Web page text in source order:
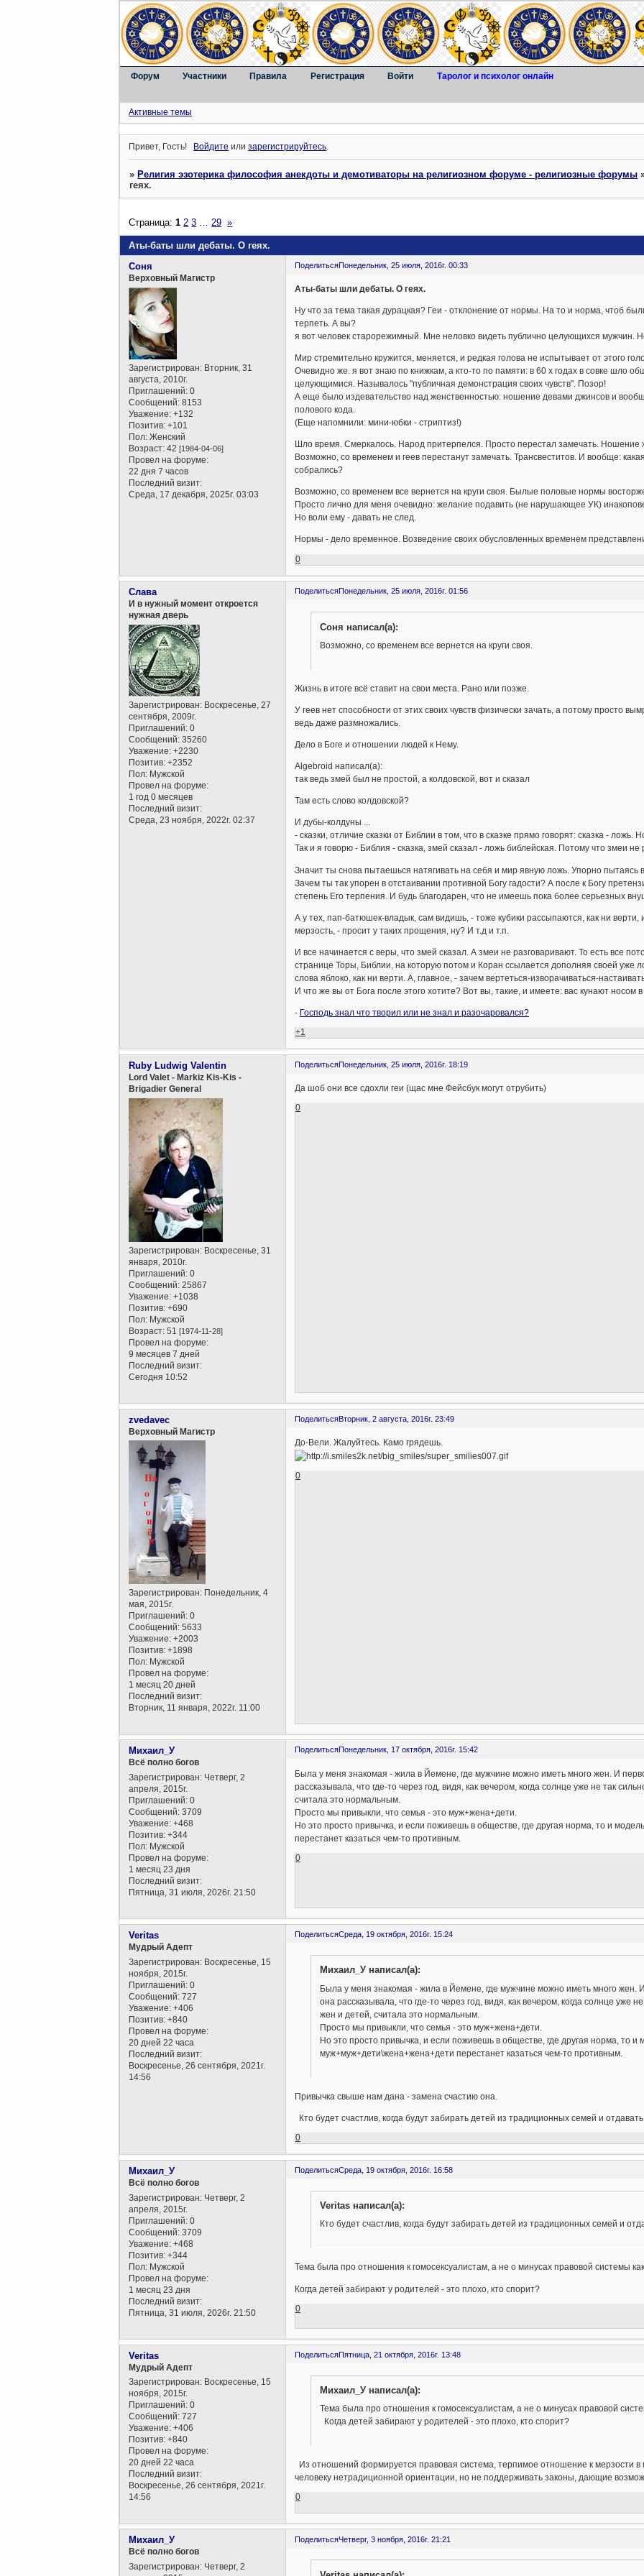
Форум Участники Правила Регистрация Войти Таролог и психолог онлайн
Активные темы
Привет, Гость! Войдите илизарегистрируйтесь.
»Религия эзотерика философия анекдоты и демотиваторы на религиозном форуме - религиозные форумы
геях.
Аты-баты шли дебаты. О геях.
Страница:1 2 3 29 »
ПоделитьсяПонедельник, 25 июля, 2016г. 00:33
Соня
Верховный Магистр
Зарегистрирован: Вторник, 31
августа, 2010г.
Приглашений: 0
Сообщений: 8153
Уважение: +132
Позитив: +101
Пол: Женский
Возраст: 42[1984-04-06]
Провел на форуме:
22 дня 7 часов
Последний визит:
Среда, 17 декабря, 2025г. 03:03
Аты-баты шли дебаты. О геях.
Ну что за тема такая дурацкая? Геи - отклонение от нормы. На то и норма, чтоб
терпеть. А вы?
я вот человек старорежимный. Мне неловко видеть публично целующихся мужчин.
Мир стремительно кружится, меняется, и редкая голова не испытывает от этого
Очевидно же. я вот знаю по книжкам, а кто-то по памяти: в 60 х годах в совке шло
целующимися. Называлось "публичная демонстрация своих чувств". Позор!
А еще было издевательство над женственностью: ношение девами джинсов и
полового кода.
(Еще напомнили: мини-юбки - стриптиз!)
Шло время. Смеркалось. Народ притерпелся. Просто перестал замечать.
Возможно, со временем и геев перестанут замечать. Трансвеститов. И вообще:
собрались?
Возможно, со временем все вернется на круги своя. Былые половые нормы
Просто лично для меня очевидно: желание подавить (не нарушающее УК)
Но воли ему - давать не след.
Нормы - дело временное. Возведение своих обусловленных временем
0
ПоделитьсяПонедельник, 25 июля, 2016г. 01:56
Слава
И в нужный момент откроется
нужная дверь
Зарегистрирован: Воскресенье, 27
сентября, 2009г.
Приглашений: 0
Сообщений: 35260
Уважение: +2230
Позитив: +2352
Пол: Мужской
Провел на форуме:
1 год 0 месяцев
Последний визит:
Среда, 23 ноября, 2022г. 02:37
Соня написал(а):
Возможно, со временем все вернется на круги своя.
Жизнь в итоге всё ставит на свои места. Рано или позже.
У геев нет способности от этих своих чувств физически зачать, а потому просто
ведь даже размножались.
Дело в Боге и отношении людей к Нему.
Algebroid написал(а):
так ведь змей был не простой, а колдовской, вот и сказал
Там есть слово колдовской?
И дубы-колдуны ...
- сказки, отличие сказки от Библии в том, что в сказке прямо говорят: сказка - ложь.
Так и я говорю - Библия - сказка, змей сказал - ложь библейская. Потому что змеи не
Значит ты снова пытаешься натягивать на себя и мир явную ложь. Упорно пытаясь
Зачем ты так упорен в отстаивании противной Богу гадости? А после к Богу
степень Его терпения. И будь благодарен, что не имеешь пока более серьезных
А у тех, пап-батюшек-владык, сам видишь, - тоже кубики рассыпаются, как ни
мерзость, - просит у таких прощения, ну? И т.д и т.п.
И все начинается с веры, что змей сказал. А змеи не разговаривают. То есть все
странице Торы, Библии, на которую потом и Коран ссылается дополняя своей уже
слова яблоко, как ни верти. А, главное, - зачем вертеться-изворачиваться-
И что же вы от Бога после этого хотите? Вот вы, такие, и имеете: вас кунают
- Господь знал что творил или не знал и разочаровался?
+1
ПоделитьсяПонедельник, 25 июля, 2016г. 18:19
Ruby Ludwig Valentin
Lord Valet - Markiz Kis-Kis -
Brigadier General
Зарегистрирован: Воскресенье, 31
января, 2010г.
Приглашений: 0
Сообщений: 25867
Уважение: +1038
Позитив: +690
Пол: Мужской
Возраст: 51[1974-11-28]
Провел на форуме:
9 месяцев 7 дней
Последний визит:
Сегодня 10:52
Да шоб они все сдохли геи (щас мне Фейсбук могут отрубить)
0
ПоделитьсяВторник, 2 августа, 2016г. 23:49
zvedavec
Верховный Магистр
Зарегистрирован: Понедельник, 4
мая, 2015г.
Приглашений: 0
Сообщений: 5633
Уважение: +2003
Позитив: +1898
Пол: Мужской
Провел на форуме:
1 месяц 20 дней
Последний визит:
Вторник, 11 января, 2022г. 11:00
До-Вели. Жалуйтесь. Камо грядешь.
0
ПоделитьсяПонедельник, 17 октября, 2016г. 15:42
Михаил_У
Всё полно богов
Зарегистрирован: Четверг, 2
апреля, 2015г.
Приглашений: 0
Сообщений: 3709
Уважение: +468
Позитив: +344
Пол: Мужской
Провел на форуме:
1 месяц 23 дня
Последний визит:
Пятница, 31 июля, 2026г. 21:50
Была у меня знакомая - жила в Йемене, где мужчине можно иметь много жен. И
рассказывала, что где-то через год, видя, как вечером, когда солнце уже не так
считала это нормальным.
Просто мы привыкли, что семья - это муж+жена+дети.
Но это просто привычка, и если поживешь в обществе, где другая норма, то и
перестанет казаться чем-то противным.
0
ПоделитьсяСреда, 19 октября, 2016г. 15:24
Veritas
Мудрый Адепт
Зарегистрирован: Воскресенье, 15
ноября, 2015г.
Приглашений: 0
Сообщений: 727
Уважение: +406
Позитив: +840
Провел на форуме:
20 дней 22 часа
Последний визит:
Воскресенье, 26 сентября, 2021г.
14:56
Михаил_У написал(а):
Была у меня знакомая - жила в Йемене, где мужчине можно иметь много
она рассказывала, что где-то через год, видя, как вечером, когда солнце
жен и детей, считала это нормальным.
Просто мы привыкли, что семья - это муж+жена+дети.
Но это просто привычка, и если поживешь в обществе, где другая норма, то
муж+муж+дети\жена+жена+дети перестанет казаться чем-то противным.
Привычка свыше нам дана - замена счастию она.
Кто будет счастлив, когда будут забирать детей из традиционных семей и
0
ПоделитьсяСреда, 19 октября, 2016г. 16:58
Михаил_У
Всё полно богов
Зарегистрирован: Четверг, 2
апреля, 2015г.
Приглашений: 0
Сообщений: 3709
Уважение: +468
Позитив: +344
Пол: Мужской
Провел на форуме:
1 месяц 23 дня
Последний визит:
Пятница, 31 июля, 2026г. 21:50
Veritas написал(а):
Кто будет счастлив, когда будут забирать детей из традиционных семей и
Тема была про отношения к гомосексуалистам, а не о минусах правовой системы
Когда детей забирают у родителей - это плохо, кто спорит?
0
ПоделитьсяПятница, 21 октября, 2016г. 13:48
Veritas
Мудрый Адепт
Зарегистрирован: Воскресенье, 15
ноября, 2015г.
Приглашений: 0
Сообщений: 727
Уважение: +406
Позитив: +840
Провел на форуме:
20 дней 22 часа
Последний визит:
Воскресенье, 26 сентября, 2021г.
14:56
Михаил_У написал(а):
Тема была про отношения к гомосексуалистам, а не о минусах правовой
Когда детей забирают у родителей - это плохо, кто спорит?
Из отношений формируется правовая система, терпимое отношение к мерзости
человеку нетрадиционной ориентации, но не поддерживать законы, дающие
0
ПоделитьсяЧетверг, 3 ноября, 2016г. 21:21
Михаил_У
Всё полно богов
Зарегистрирован: Четверг, 2